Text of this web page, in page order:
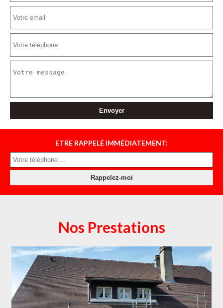
ETRE RAPPELÉ IMMÉDIATEMENT:
Nos Prestations